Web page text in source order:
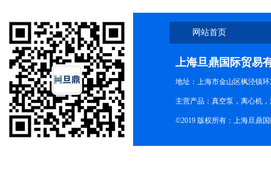
网站首页
上海旦鼎国际贸易
地址：上海市金山区枫泾镇
主营产品：真空泵，离心机
©2019 版权所有：上海旦鼎